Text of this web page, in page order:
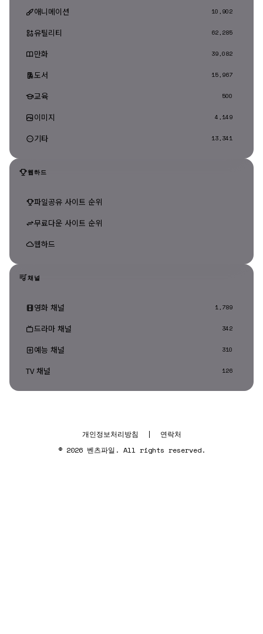
애니메이션 10,902
유틸리티 62,285
만화 39,082
도서 15,967
교육 500
이미지 4,149
기타 13,341
웹하드
파일공유 사이트 순위
무료다운 사이트 순위
웹하드
채널
영화 채널 1,789
드라마 채널 342
예능 채널 310
TV 채널 126
개인정보처리방침 |
연락처
© 2026 벤츠파일. All rights reserved.